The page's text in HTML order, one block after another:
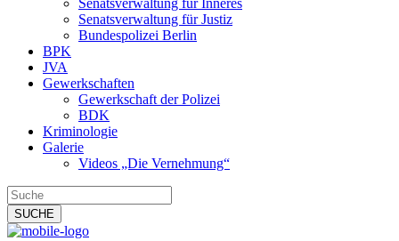
Senatsverwaltung für Inneres
Senatsverwaltung für Justiz
Bundespolizei Berlin
BPK
JVA
Gewerkschaften
Gewerkschaft der Polizei
BDK
Kriminologie
Galerie
Videos „Die Vernehmung“